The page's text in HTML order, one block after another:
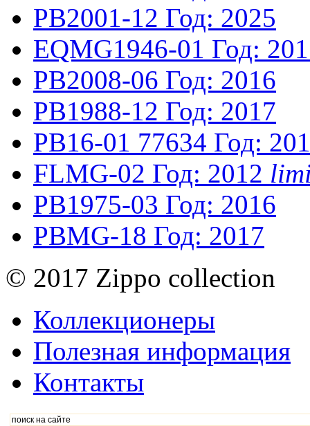
PB2001-12 Год: 2025
EQMG1946-01 Год:
PB2008-06 Год: 2016
PB1988-12 Год: 2017
PB16-01 77634 Год:
FLMG-02 Год: 2012
PB1975-03 Год: 2016
PBMG-18 Год: 2017
© 2017 Zippo collection
Коллекционеры
Полезная информация
Контакты